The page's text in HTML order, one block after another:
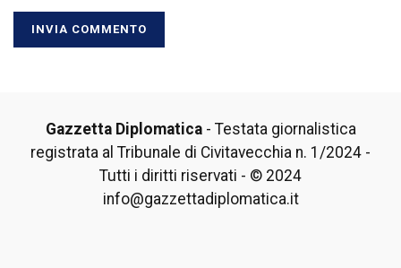
Gazzetta Diplomatica- Testata giornalistica
registrata al Tribunale di Civitavecchia n. 1/2024 -
Tutti i diritti riservati - © 2024
info@gazzettadiplomatica.it